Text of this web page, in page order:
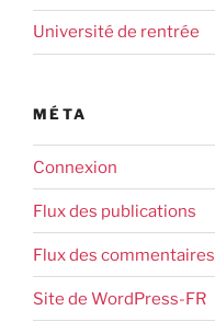
Université de rentrée
MÉTA
Connexion
Flux des publications
Flux des commentaires
Site de WordPress-FR